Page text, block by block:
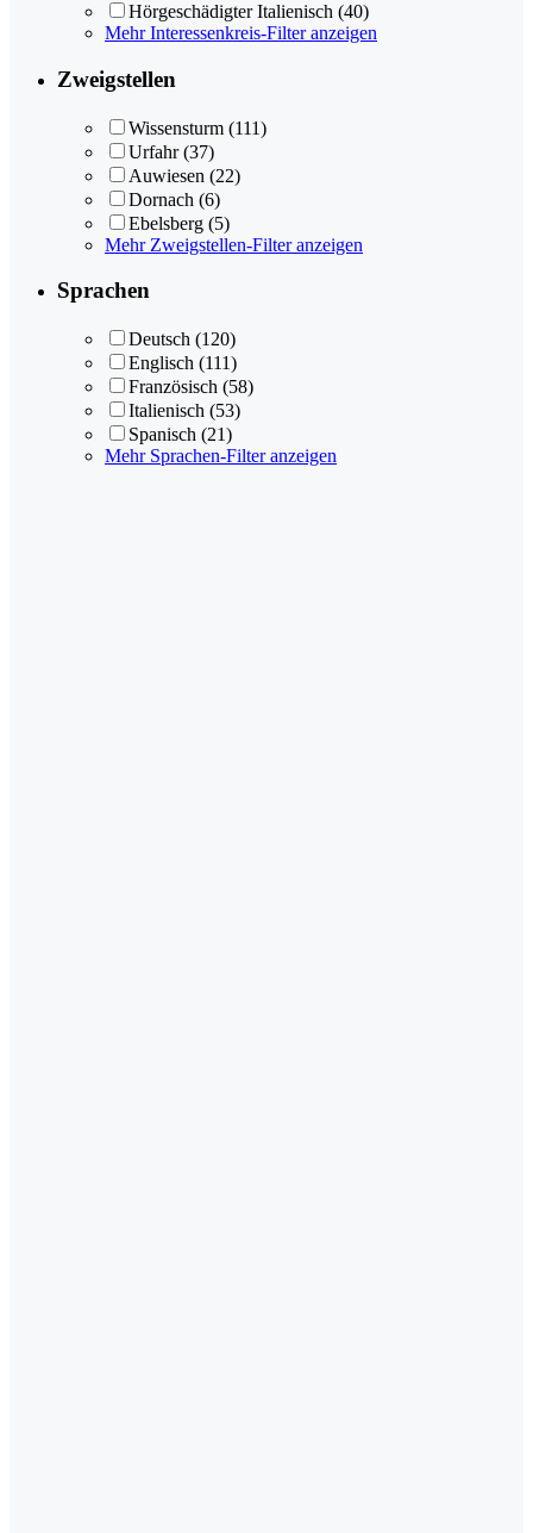
Hörgeschädigter Italienisch (40)
Mehr Interessenkreis-Filter anzeigen
Zweigstellen
Wissensturm (111)
Urfahr (37)
Auwiesen (22)
Dornach (6)
Ebelsberg (5)
Mehr Zweigstellen-Filter anzeigen
Sprachen
Deutsch (120)
Englisch (111)
Französisch (58)
Italienisch (53)
Spanisch (21)
Mehr Sprachen-Filter anzeigen